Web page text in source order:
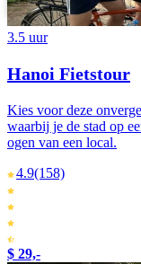
Português
3.5 uur
Hanoi Fietstour
Kies voor deze
waarbij je de stad op
ogen van een local.
4.9(158)
$ 29,-